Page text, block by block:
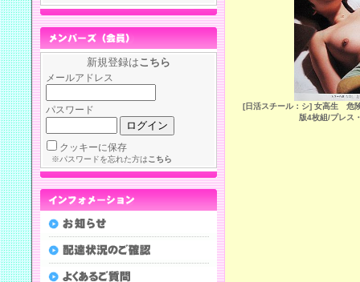
[日活スチール：シ] 女高生 危
版4枚組/プレス
新規登録はこちら
メールアドレス
パスワード
クッキーに保存
※パスワードを忘れた方はこちら